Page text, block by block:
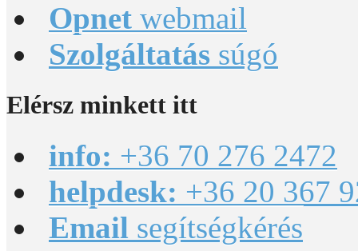
Opnet webmail
Szolgáltatás súgó
Elérsz minkett itt
info: +36 70 276 2472
helpdesk: +36 20 367
Email segítségkérés